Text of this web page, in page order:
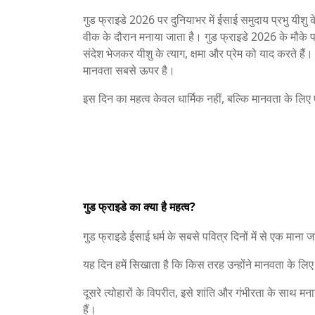
गुड फ्राइडे 2026 पर दुनियाभर में ईसाई समुदाय प्रभु
वीक के दौरान मनाया जाता है। गुड फ्राइडे 2026 के मौके
संदेश भेजकर यीशु के त्याग, क्षमा और प्रेम को याद करते
मानवता सबसे ऊपर है।
इस दिन का महत्व केवल धार्मिक नहीं, बल्कि मानवता के
गुड फ्राइडे का क्या है महत्व?
गुड फ्राइडे ईसाई धर्म के सबसे पवित्र दिनों में से एक
यह दिन हमें सिखाता है कि किस तरह उन्होंने मानवता के
दूसरे त्योहारों के विपरीत, इसे शांति और गंभीरता के साथ
हैं।